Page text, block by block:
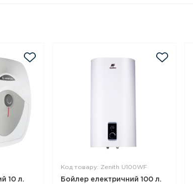
10 л.
Код товару: Zenith U100WF
Бойлер електричний 100 л.